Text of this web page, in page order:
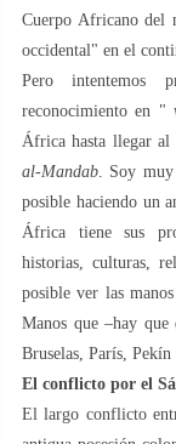
Cuerpo Africano del
occidental" en el
Pero intentemos
reconocimiento en "
África hasta llegar
al-Mandab . Soy
posible haciendo un
África tiene sus
historias, culturas,
posible ver las
Manos que –hay
Bruselas, París, Pekín
El conflicto por el
El largo conflicto